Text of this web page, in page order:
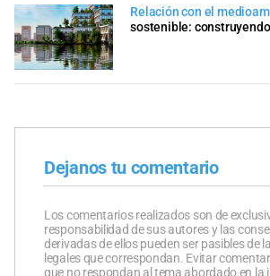
Relación con el
sostenible:
Dejanos tu comentario
Los comentarios realizados son de
responsabilidad de sus autores y las
derivadas de ellos pueden ser pasibles de
legales que correspondan. Evitar
que no respondan al tema abordado en la